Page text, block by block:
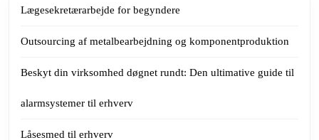
Lægesekretærarbejde for begyndere
Outsourcing af metalbearbejdning og komponentproduktion
Beskyt din virksomhed døgnet rundt: Den ultimative guide til
alarmsystemer til erhverv
Låsesmed til erhverv